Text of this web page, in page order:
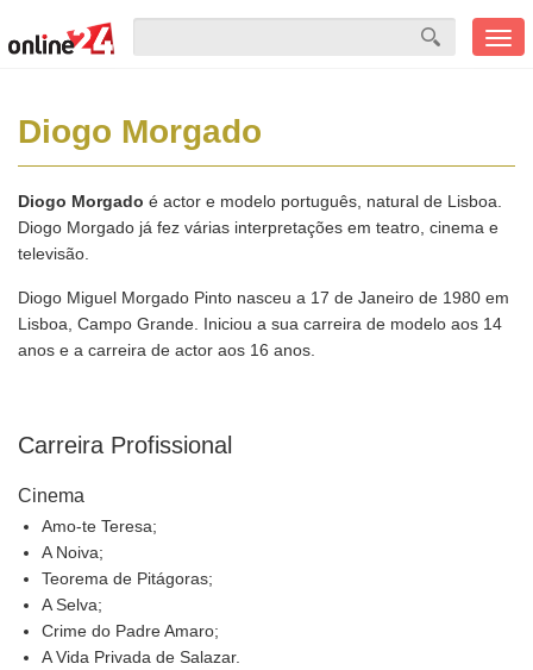
Diogo Morgado
Diogo Morgado é actor e modelo português, natural de Lisboa.
Diogo Morgado já fez várias interpretações em teatro, cinema e
televisão.
Diogo Miguel Morgado Pinto nasceu a 17 de Janeiro de 1980 em
Lisboa, Campo Grande. Iniciou a sua carreira de modelo aos 14
anos e a carreira de actor aos 16 anos.
Carreira Profissional
Cinema
Amo-te Teresa;
A Noiva;
Teorema de Pitágoras;
A Selva;
Crime do Padre Amaro;
A Vida Privada de Salazar.